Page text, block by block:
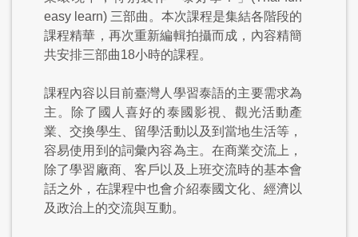
easy learn) 三部曲。本次課程是集結各階段的
課程精華，再次重新編輯拍攝而成，內容精簡
共安排三部曲18小時的課程。
課程內容以目前臺灣人學習泰語的主要需求為
主。除了國人喜好的泰國影視、觀光活動產
業、交換學生、留學活動以及到當地生活等，
容易使用到的詞彙內容為主。在商業交流上，
除了學習廠商、客戶以及上班交流時的基本會
話之外，在課程中也會介紹泰國文化、經濟以
及政治上的交流與互動。